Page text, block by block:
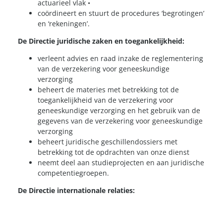
actuarieel vlak •
coördineert en stuurt de procedures ‘begrotingen’
en ‘rekeningen’.
De Directie juridische zaken en toegankelijkheid:
verleent advies en raad inzake de reglementering
van de verzekering voor geneeskundige
verzorging
beheert de materies met betrekking tot de
toegankelijkheid van de verzekering voor
geneeskundige verzorging en het gebruik van de
gegevens van de verzekering voor geneeskundige
verzorging
beheert juridische geschillendossiers met
betrekking tot de opdrachten van onze dienst
neemt deel aan studieprojecten en aan juridische
competentiegroepen.
De Directie internationale relaties: